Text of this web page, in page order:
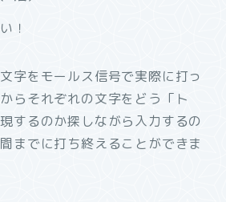
！
字をモールス信号で実際に打っ
らそれぞれの文字をどう「ト
するのか探しながら入力するの
までに打ち終えることができま